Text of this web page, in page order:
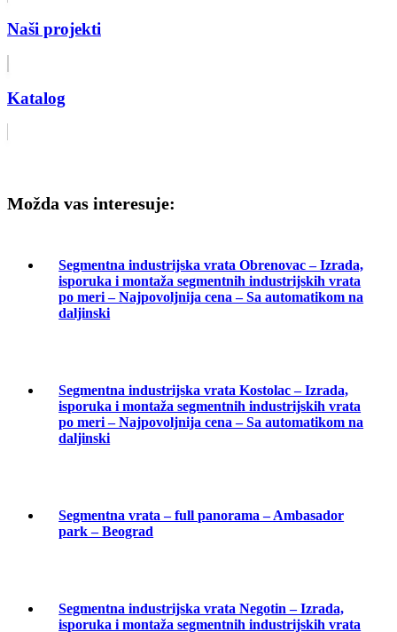
Naši projekti
Katalog
Možda vas interesuje:
Segmentna industrijska vrata Obrenovac – Izrada,
isporuka i montaža segmentnih industrijskih vrata
po meri – Najpovoljnija cena – Sa automatikom na
daljinski
Segmentna industrijska vrata Kostolac – Izrada,
isporuka i montaža segmentnih industrijskih vrata
po meri – Najpovoljnija cena – Sa automatikom na
daljinski
Segmentna vrata – full panorama – Ambasador
park – Beograd
Segmentna industrijska vrata Negotin – Izrada,
isporuka i montaža segmentnih industrijskih vrata